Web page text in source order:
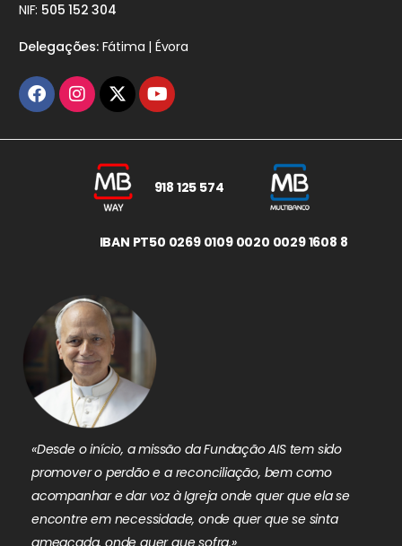
NIF: 505 152 304
Delegações:Fátima | Évora
918 125 574
IBAN PT50 0269 0109 0020 0029 1608 8
«Desde o início, a missão da Fundação AIS tem sido
promover o perdão e a reconciliação, bem como
acompanhar e dar voz à Igreja onde quer que ela se
encontre em necessidade, onde quer que se sinta